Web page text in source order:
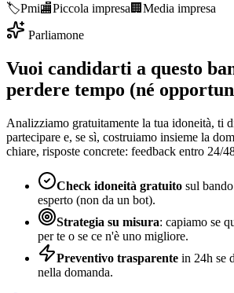
🏷️Pmi🏬Piccola impresa 🏢 Media impresa
Parliamone
Vuoi candidarti a questo
perdere tempo (né
Analizziamo gratuitamente la tua idoneità, ti
partecipare e, se sì, costruiamo insieme la
chiare, risposte concrete: feedback entro 24/
Check idoneità gratuito sul
esperto (non da un bot).
Strategia su misura: capiamo se
per te o se ce n'è uno migliore.
Preventivo trasparente in 24h se
nella domanda.